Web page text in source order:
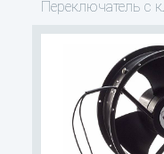
Переключатель с